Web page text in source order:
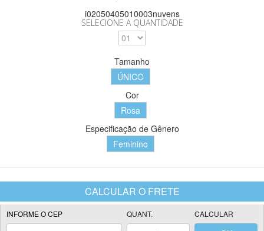
i02050405010003nuvens
SELECIONE A QUANTIDADE
Tamanho
ÚNICO
Cor
Rosa
Especificação de Gênero
Feminino